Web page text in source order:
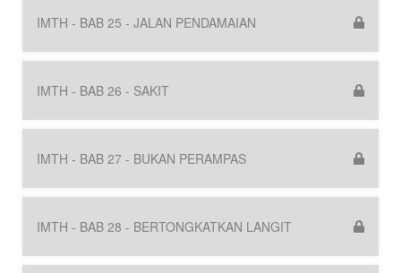
IMTH - BAB 25 - JALAN PENDAMAIAN
IMTH - BAB 26 - SAKIT
IMTH - BAB 27 - BUKAN PERAMPAS
IMTH - BAB 28 - BERTONGKATKAN LANGIT